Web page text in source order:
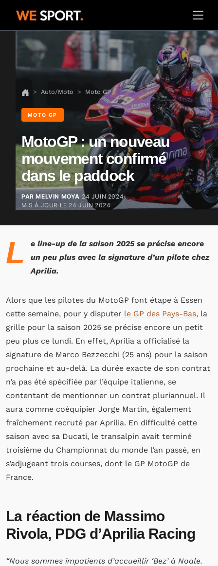
Auto/Moto Moto GP
MOTO GP
MotoGP : un nouveau
mouvement confirmé
dans le paddock
PAR MELVIN MOYA 24 JUIN 2024
MIS À JOUR LE 24 JUIN 2024
L
e line-up de la saison 2025 se précise encore
un peu plus avec la signature d’un pilote chez
Aprilia.
Alors que les pilotes du MotoGP font étape à Essen
cette semaine, pour y disputer le GP des Pays-Bas, la
grille pour la saison 2025 se précise encore un petit
peu plus ce lundi. En effet, Aprilia a officialisé la
signature de Marco Bezzecchi (25 ans) pour la saison
prochaine et au-delà. La durée exacte de son contrat
n’a pas été spécifiée par l’équipe italienne, se
contentant de mentionner un contrat pluriannuel. Il
aura comme coéquipier Jorge Martin, également
fraîchement recruté par Aprilia. En difficulté cette
saison avec sa Ducati, le transalpin avait terminé
troisième du Championnat du monde l’an passé, en
s’adjugeant trois courses, dont le GP MotoGP de
France.
La réaction de Massimo
Rivola, PDG d’Aprilia Racing
“Nous sommes impatients d’accueillir ‘Bez’ à Noale.